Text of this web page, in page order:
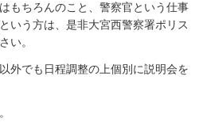
もちろんのこと、警察官という仕事
いう方は、是非大宮西警察署ポリス
い。
外でも日程調整の上個別に説明会を